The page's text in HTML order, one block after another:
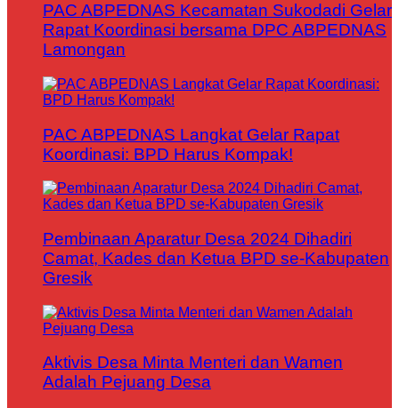
PAC ABPEDNAS Kecamatan Sukodadi Gelar
Rapat Koordinasi bersama DPC ABPEDNAS
Lamongan
PAC ABPEDNAS Langkat Gelar Rapat
Koordinasi: BPD Harus Kompak!
Pembinaan Aparatur Desa 2024 Dihadiri
Camat, Kades dan Ketua BPD se-Kabupaten
Gresik
Aktivis Desa Minta Menteri dan Wamen
Adalah Pejuang Desa